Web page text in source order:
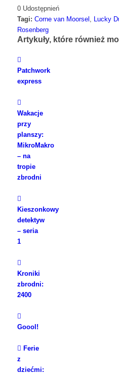
0 Udostępnień
Tagi: Corne van Moorsel , Lucky
Rosenberg
Artykuły, które również
Patchwork
express
Wakacje
przy
planszy:
MikroMakro
– na
tropie
zbrodni
Kieszonkowy
detektyw
– seria
1
Kroniki
zbrodni:
2400
Goool!
Ferie
z
dziećmi: